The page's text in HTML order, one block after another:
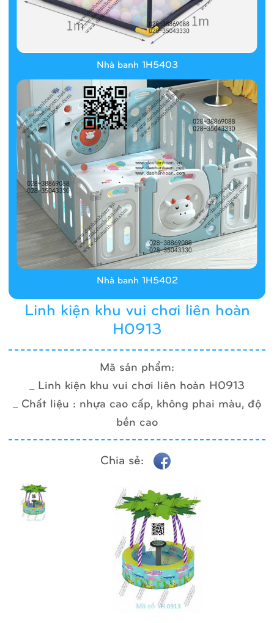
Linh kiện khu vui chơi liên hoàn
H0913
Mã sản phẩm:
_ Linh kiện khu vui chơi liên hoàn H0913
_ Chất liệu : nhựa cao cấp, không phai màu, độ
bền cao
Chia sẻ:
Nhà banh 1H5403
Nhà banh 1H5402